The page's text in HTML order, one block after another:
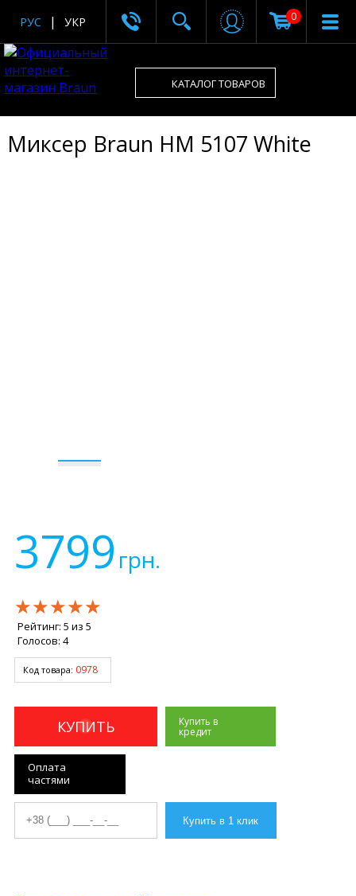
0
РУС УКР
КАТАЛОГ ТОВАРОВ
Миксер Braun HM 5107 White
3799 грн.
★★★★★
★★★★★
★★★★★
Рейтинг: 5 из 5
Голосов: 4
Код товара: 0978
КУПИТЬ Купить в
кредит
Оплата
частями